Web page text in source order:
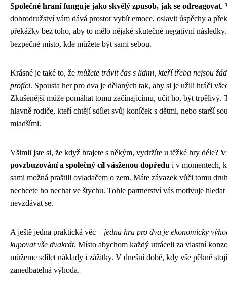
Společné hraní funguje jako skvělý způsob, jak se odreagovat.
dobrodružství vám dává prostor vybít emoce, oslavit úspěchy a
překážky bez toho, aby to mělo nějaké skutečné negativní
bezpečné místo, kde můžete být sami sebou.
Krásné je také to, že můžete trávit čas s lidmi, kteří třeba nejsou
profíci. Spousta her pro dva je dělaných tak, aby si je užili hráči
Zkušenější může pomáhat tomu začínajícímu, učit ho, být trpělivý.
hlavně rodiče, kteří chtějí sdílet svůj koníček s dětmi, nebo starší
mladšími.
Všimli jste si, že když hrajete s někým, vydržíte u těžké hry déle?
povzbuzování a společný cíl vásženou dopředu i v momentech,
sami možná praštili ovladačem o zem. Máte závazek vůči tomu
nechcete ho nechat ve štychu. Tohle partnerství vás motivuje hledat
nevzdávat se.
A ještě jedna praktická věc – jedna hra pro dva je ekonomicky
kupovat vše dvakrát. Místo abychom každý utráceli za vlastní
můžeme sdílet náklady i zážitky. V dnešní době, kdy vše pěkně
zanedbatelná výhoda.